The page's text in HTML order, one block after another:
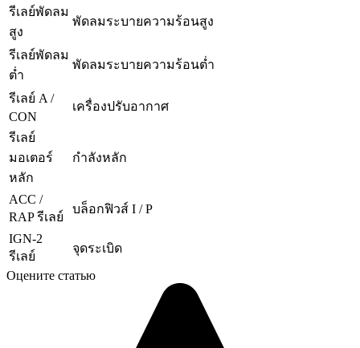
รีเลย์พัดลม
สูง
พัดลมระบายความร้อนสูง
รีเลย์พัดลม
ต่ำ
พัดลมระบายความร้อนต่ำ
รีเลย์ A /
CON
เครื่องปรับอากาศ
รีเลย์
มอเตอร์
หลัก
กำลังหลัก
ACC /
RAP รีเลย์
บล็อกฟิวส์ I / P
IGN-2
รีเลย์
จุดระเบิด
Оцените статью